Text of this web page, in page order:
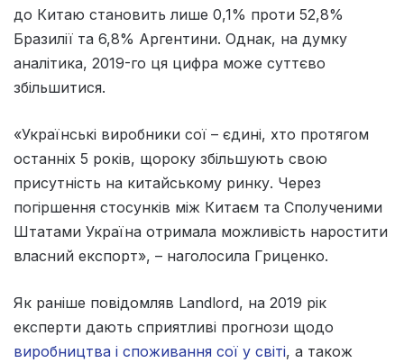
до Китаю становить лише 0,1% проти 52,8%
Бразилії та 6,8% Аргентини. Однак, на думку
аналітика, 2019-го ця цифра може суттєво
збільшитися.
«Українські виробники сої – єдині, хто протягом
останніх 5 років, щороку збільшують свою
присутність на китайському ринку. Через
погіршення стосунків між Китаєм та Сполученими
Штатами Україна отримала можливість наростити
власний експорт», – наголосила Гриценко.
Як раніше повідомляв Landlord, на 2019 рік
експерти дають сприятливі прогнози щодо
виробництва і споживання сої у світі, а також